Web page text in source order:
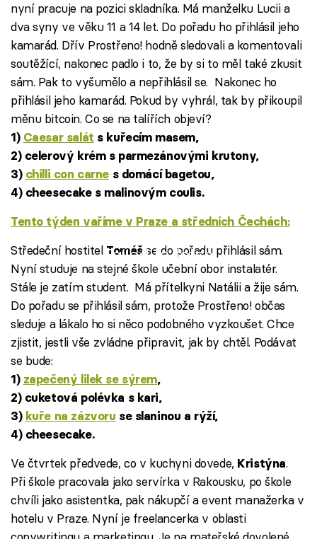
nyní pracuje na pozici skladníka. Má manželku Lucii a
dva syny ve věku 11 a 14 let. Do pořadu ho přihlásil jeho
kamarád. Dřív Prostřeno! hodně sledovali a komentovali
soutěžící, nakonec padlo i to, že by si to měl také zkusit
sám. Pak to vyšumělo a nepřihlásil se. Nakonec ho
přihlásil jeho kamarád. Pokud by vyhrál, tak by přikoupil
měnu bitcoin. Co se na talířích objeví?
1) Caesar salát s kuřecím masem,
2) celerový krém s parmezánovými krutony,
3) chilli con carnes domácí bagetou,
4) cheesecake s malinovým coulis.
Tento týden vaříme v Praze a středních Čechách:
Failed to fetch
Středeční hostitel Tomášse do pořadu přihlásil sám.
Nyní studuje na stejné škole učební obor instalatér.
Stále je zatím student. Má přítelkyni Natálii a žije sám.
Do pořadu se přihlásil sám, protože Prostřeno! občas
sleduje a lákalo ho si něco podobného vyzkoušet. Chce
zjistit, jestli vše zvládne připravit, jak by chtěl. Podávat
se bude:
1) zapečený lilek se sýrem,
2) cuketová polévka s kari,
3) kuře na zázvoru se slaninou a rýží,
4) cheesecake.
Ve čtvrtek předvede, co v kuchyni dovede, Kristýna.
Při škole pracovala jako servírka v Rakousku, po škole
chvíli jako asistentka, pak nákupčí a event manažerka v
hotelu v Praze. Nyní je freelancerka v oblasti